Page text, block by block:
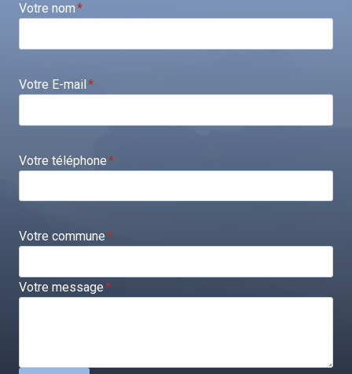
Votre nom*
Votre E-mail*
Votre téléphone*
Votre commune*
Votre message*